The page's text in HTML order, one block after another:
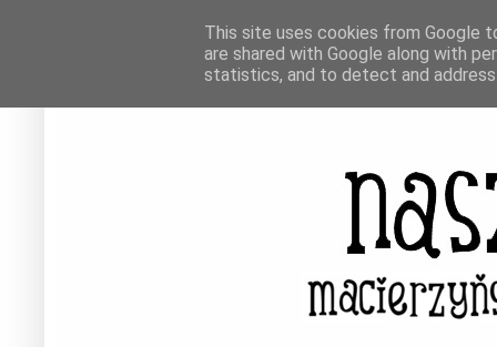
This site uses cookies from Google
are shared with Google along with
statistics, and to detect and address